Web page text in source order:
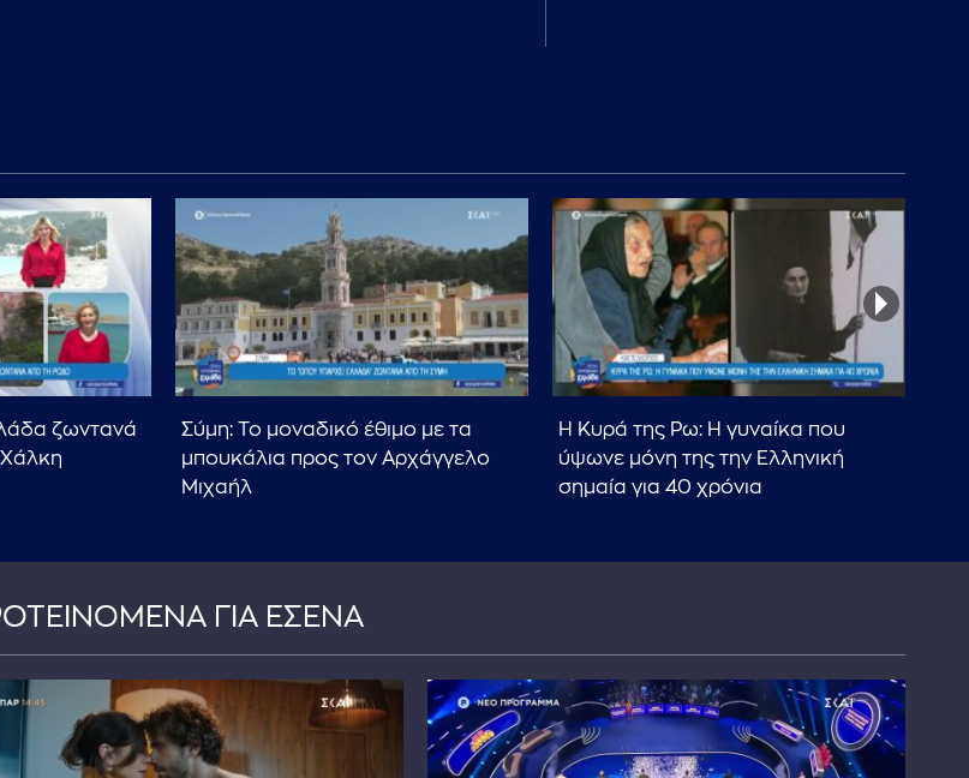
ζωντανά
Σύμη: Το μοναδικό έθιμο με τα
μπουκάλια προς τον Αρχάγγελο
Μιχαήλ
Η Κυρά της Ρω: Η γυναίκα που
ύψωνε μόνη της την Ελληνική
σημαία για 40 χρόνια
ΓΙΑ ΕΣΕΝΑ